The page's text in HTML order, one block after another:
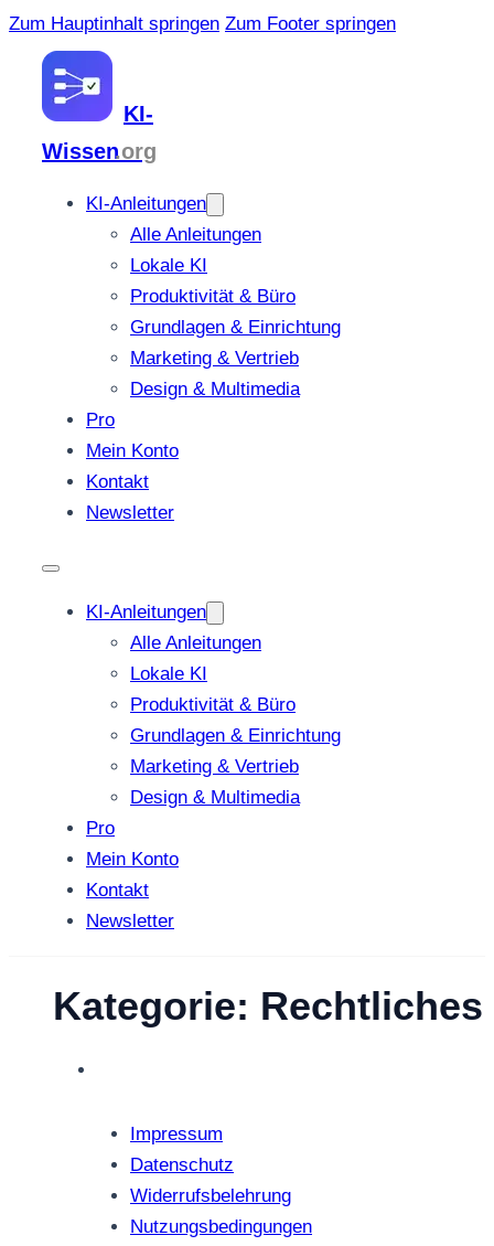
Zum Hauptinhalt springen Zum Footer springen
KI-
Wissen.org
KI-Anleitungen
Alle Anleitungen
Lokale KI
Produktivität & Büro
Grundlagen & Einrichtung
Marketing & Vertrieb
Design & Multimedia
Pro
Mein Konto
Kontakt
Newsletter
KI-Anleitungen
Alle Anleitungen
Lokale KI
Produktivität & Büro
Grundlagen & Einrichtung
Marketing & Vertrieb
Design & Multimedia
Pro
Mein Konto
Kontakt
Newsletter
Kategorie: Rechtliches
Impressum
Datenschutz
Widerrufsbelehrung
Nutzungsbedingungen